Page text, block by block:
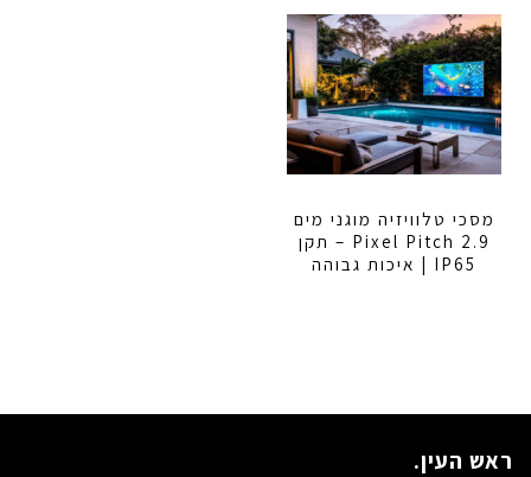
מסכי טלוויזיה מוגני מים
2.9 Pixel Pitch – תקן
IP65 | איכות גבוהה
ראש העין.